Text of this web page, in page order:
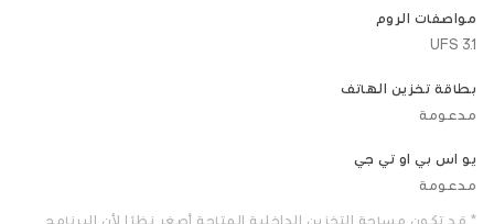
مواصفات الروم
UFS 3.1
بطاقة تخزين الهاتف
مدعومة
يو اس بي او تي جي
مدعومة
* قد تكون مساحة التخزين الداخلية المتاحة أصغر نظرًا لأن البرنامج